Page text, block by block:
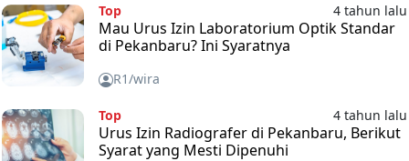
Top 4 tahun lalu
Mau Urus Izin Laboratorium Optik Standar
di Pekanbaru? Ini Syaratnya
R1/wira
Top 4 tahun lalu
Urus Izin Radiografer di Pekanbaru, Berikut
Syarat yang Mesti Dipenuhi